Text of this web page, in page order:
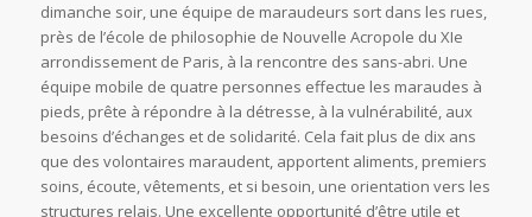
dimanche soir, une équipe de maraudeurs sort dans les rues,
près de l’école de philosophie de Nouvelle Acropole du XIe
arrondissement de Paris, à la rencontre des sans-abri. Une
équipe mobile de quatre personnes effectue les maraudes à
pieds, prête à répondre à la détresse, à la vulnérabilité, aux
besoins d’échanges et de solidarité. Cela fait plus de dix ans
que des volontaires maraudent, apportent aliments, premiers
soins, écoute, vêtements, et si besoin, une orientation vers les
structures relais. Une excellente opportunité d’être utile et